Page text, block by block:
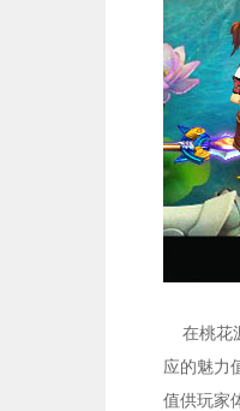
在桃花
应的魅力
值供玩家